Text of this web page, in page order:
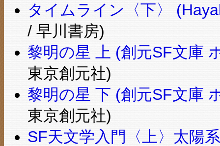
タイムライン〈下〉
/ 早川書房)
黎明の星 上 (創元SF文庫
東京創元社)
黎明の星 下 (創元SF文庫
東京創元社)
SF天文学入門〈上〉太陽